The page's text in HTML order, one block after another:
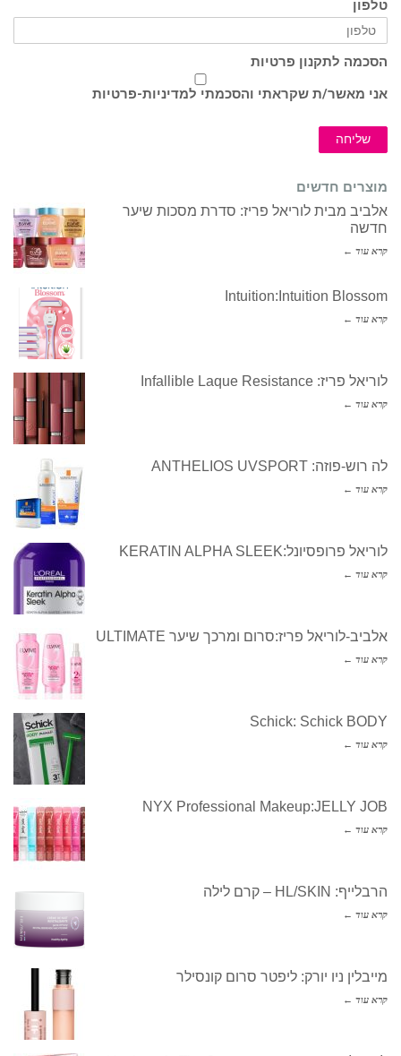
טלפון
הסכמה לתקנון פרטיות
אני מאשר/ת שקראתי והסכמתי למדיניות-פרטיות
שליחה
מוצרים חדשים
אלביב מבית לוריאל פריז: סדרת מסכות שיער
חדשה
קרא עוד ←
Intuition:Intuition Blossom
קרא עוד ←
לוריאל פריז: Infallible Laque Resistance
קרא עוד ←
לה רוש-פוזה: ANTHELIOS UVSPORT
קרא עוד ←
לוריאל פרופסיונל:KERATIN ALPHA SLEEK
קרא עוד ←
אלביב-לוריאל פריז:סרום ומרכך שיער ULTIMATE
קרא עוד ←
Schick: Schick BODY
קרא עוד ←
NYX Professional Makeup:JELLY JOB
קרא עוד ←
הרבלייף: HL/SKIN – קרם לילה
קרא עוד ←
מייבלין ניו יורק: ליפטר סרום קונסילר
קרא עוד ←